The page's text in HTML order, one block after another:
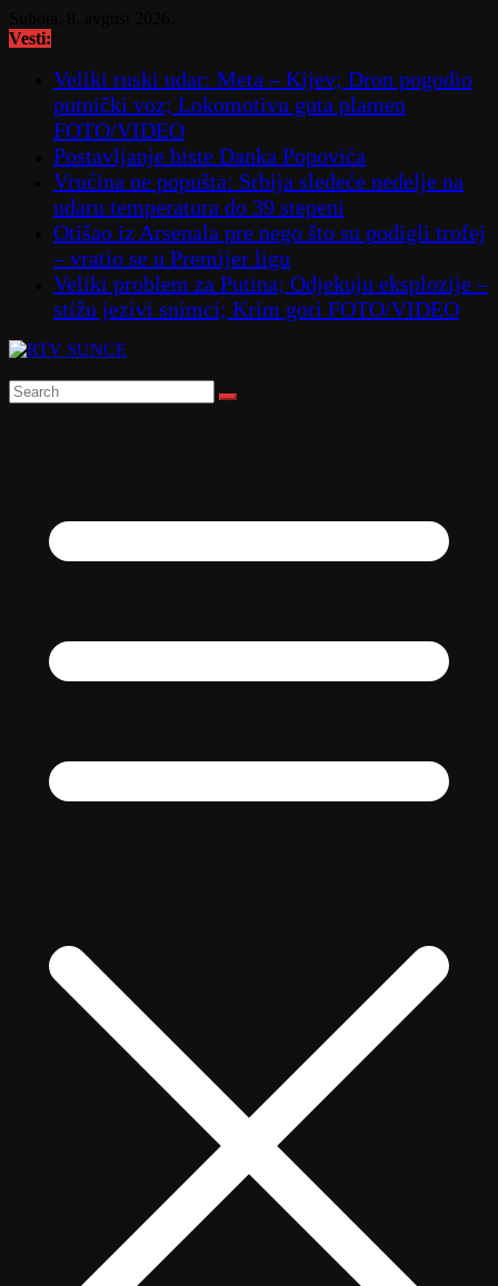
to
Vesti:
Veliki ruski udar: Meta – Kijev; Dron pogodio
putnički voz; Lokomotivu guta plamen
FOTO/VIDEO
Postavljanje biste Danka Popovića
Vrućina ne popušta: Srbija sledeće nedelje na
udaru temperatura do 39 stepeni
Otišao iz Arsenala pre nego što su podigli trofej
– vratio se u Premijer ligu
Veliki problem za Putina; Odjekuju eksplozije –
stižu jezivi snimci; Krim gori FOTO/VIDEO